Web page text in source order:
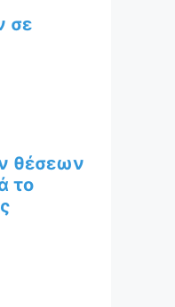
σε
θέσεων
το